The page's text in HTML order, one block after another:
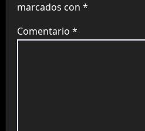
marcados con *
Comentario *